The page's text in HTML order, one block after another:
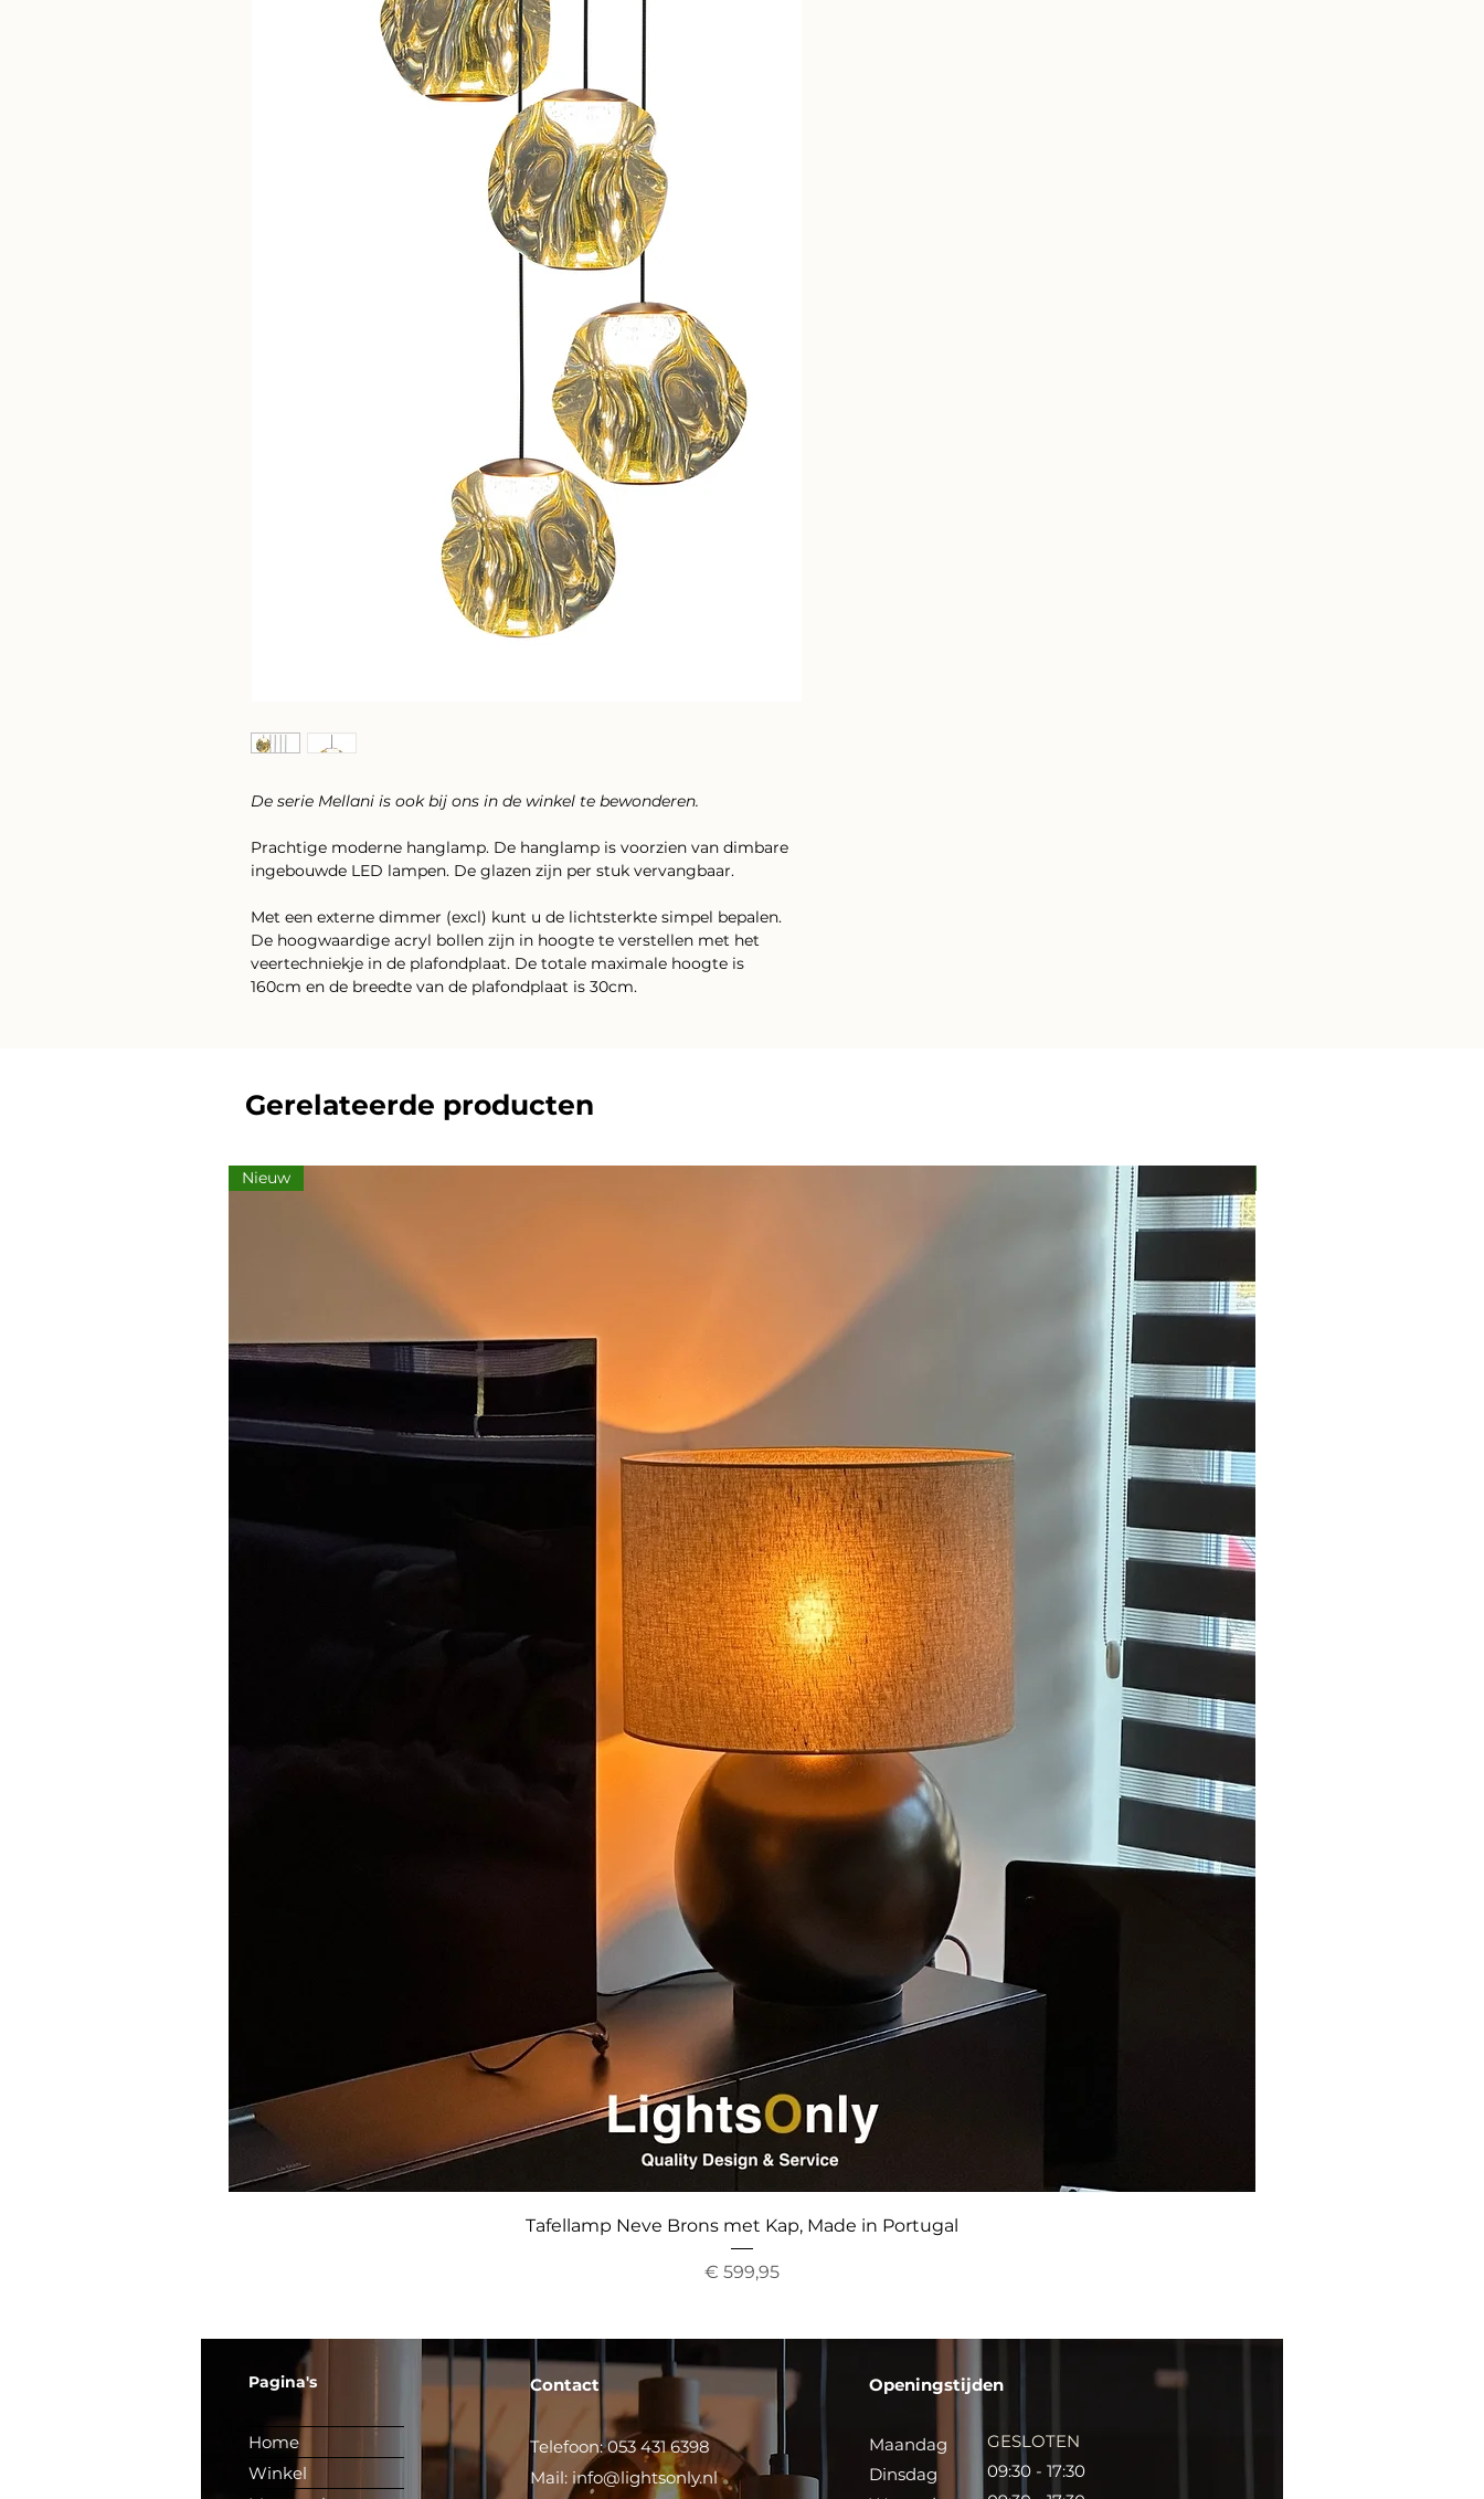
De serie Mellani is ook bij ons in de winkel te bewonderen.
Prachtige moderne hanglamp. De hanglamp is voorzien van dimbare
ingebouwde LED lampen. De glazen zijn per stuk vervangbaar.
Met een externe dimmer (excl) kunt u de lichtsterkte simpel bepalen.
De hoogwaardige acryl bollen zijn in hoogte te verstellen met het
veertechniekje in de plafondplaat. De totale maximale hoogte is
160cm en de breedte van de plafondplaat is 30cm.
Gerelateerde producten
Snel overzicht
Nieuw
Tafellamp Neve Brons met Kap, Made in Portugal
Prijs
€ 599,95
Pagina's
Home
Winkel
Contact
Telefoon: 053 431 6398
Mail: info@lightsonly.nl
Openingstijden
Maandag
Dinsdag
GESLOTEN
09:30 - 17:30